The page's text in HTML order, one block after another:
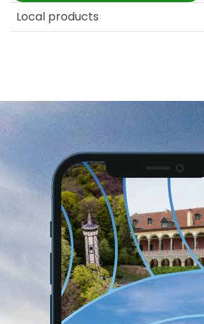
Local products